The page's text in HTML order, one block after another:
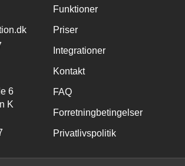
6
K
Funktioner
Priser
Integrationer
Kontakt
FAQ
Forretningbetingelser
Privatlivspolitik